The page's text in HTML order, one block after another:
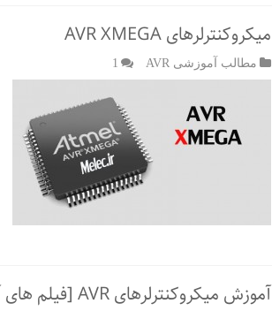
میکروکنترلرهای AVR XMEGA
مطالب آموزشی AVR 1
آموزش میکروکنترلرهای AVR [فیلم های آموزشی AVR فصل دوم]